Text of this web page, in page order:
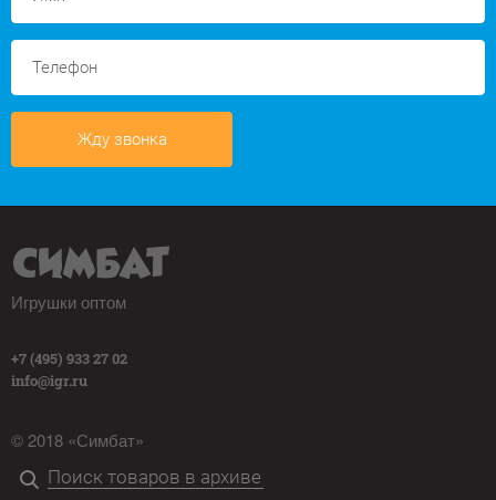
Жду звонка
Игрушки оптом
+7 (495) 933 27 02
info@igr.ru
© 2018 «Симбат»